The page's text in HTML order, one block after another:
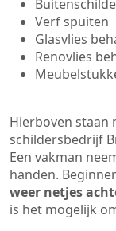
Verf spuiten
Glasvlies
Renovlies
Hierboven staan
schildersbedrijf
Een vakman
handen.
weer netjes
is het mogelijk